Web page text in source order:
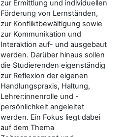
zur Ermittlung und individuellen
Förderung von Lernständen,
zur Konfliktbewältigung sowie
zur Kommunikation und
Interaktion auf- und ausgebaut
werden. Darüber hinaus sollen
die Studierenden eigenständig
zur Reflexion der eigenen
Handlungspraxis, Haltung,
Lehrer:innenrolle und -
persönlichkeit angeleitet
werden. Ein Fokus liegt dabei
auf dem Thema